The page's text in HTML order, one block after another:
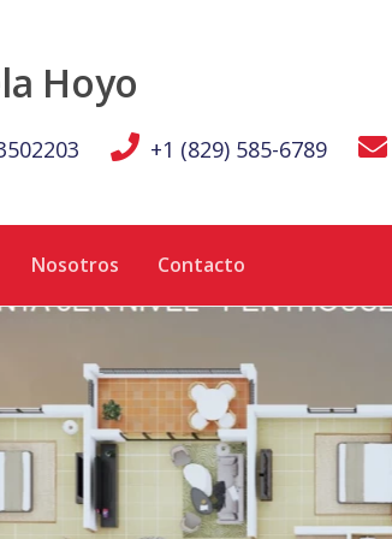
Hoyo
+1 (829) 585-6789
Nosotros Contacto